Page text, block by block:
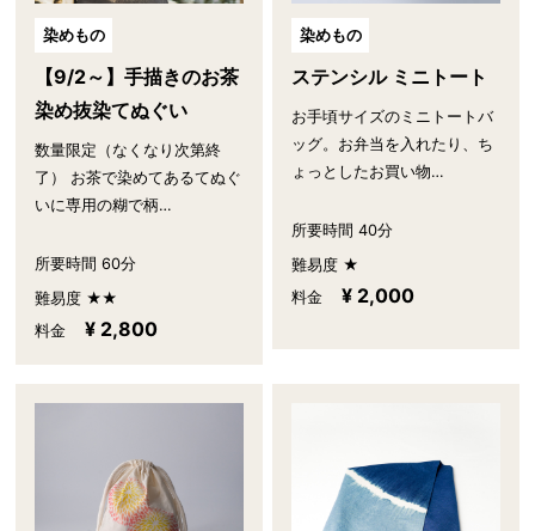
染めもの
【9/2～】手描きのお茶
染め抜染てぬぐい
数量限定（なくなり次第終
了） お茶で染めてあるてぬぐ
いに専用の糊で柄…
所要時間 60分
難易度 ★★
料金
¥ 2,800
染めもの
ステンシル ミニトート
お手頃サイズのミニトートバ
ッグ。お弁当を入れたり、ち
ょっとしたお買い物…
所要時間 40分
難易度 ★
料金
¥ 2,000